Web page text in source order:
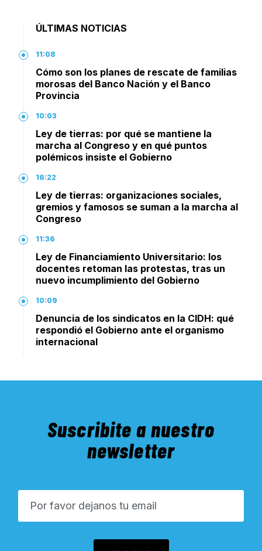
ÚLTIMAS NOTICIAS
11:08
Cómo son los planes de rescate de familias
morosas del Banco Nación y el Banco
Provincia
10:03
Ley de tierras: por qué se mantiene la
marcha al Congreso y en qué puntos
polémicos insiste el Gobierno
16:22
Ley de tierras: organizaciones sociales,
gremios y famosos se suman a la marcha al
Congreso
11:36
Ley de Financiamiento Universitario: los
docentes retoman las protestas, tras un
nuevo incumplimiento del Gobierno
10:09
Denuncia de los sindicatos en la CIDH: qué
respondió el Gobierno ante el organismo
internacional
Suscribite a nuestro
newsletter